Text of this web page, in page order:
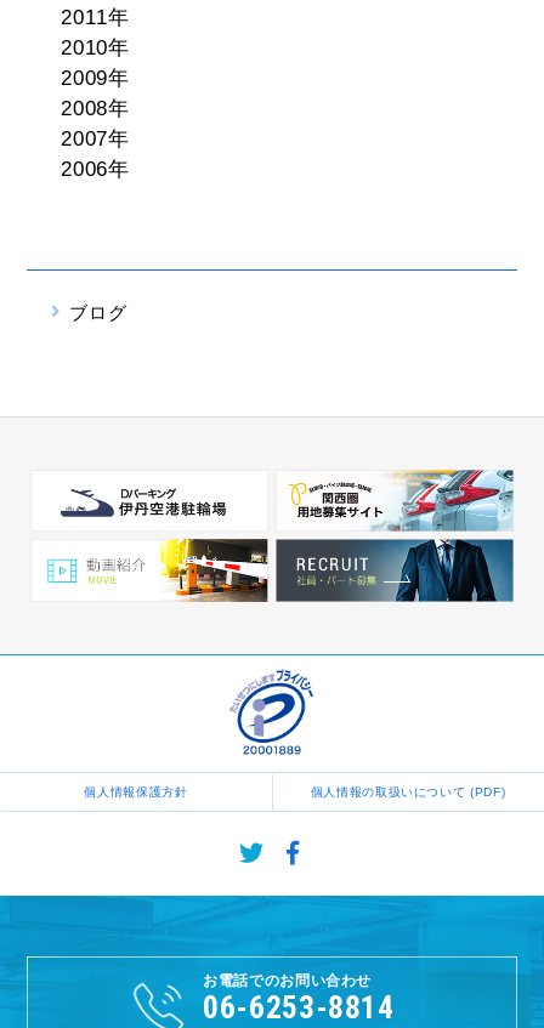
2011年
2010年
2009年
2008年
2007年
2006年
ブログ
個人情報保護方針 個人情報の取扱いについて (PDF)
お電話でのお問い合わせ
06-6253-8814